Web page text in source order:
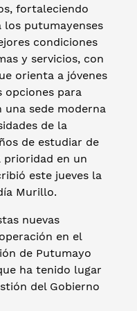
fortaleciendo
los putumayenses
condiciones
y servicios, con
orienta a jóvenes
opciones para
una sede moderna
de la
de estudiar de
prioridad en un
este jueves la
Murillo.
nuevas
en el
de Putumayo
ha tenido lugar
del Gobierno